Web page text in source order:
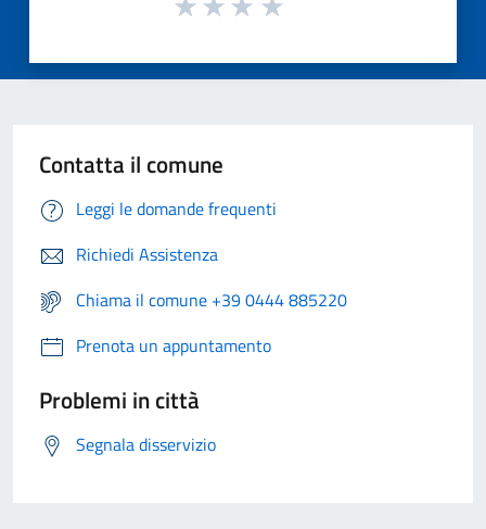
Contatta il comune
Leggi le domande frequenti
Richiedi Assistenza
Chiama il comune +39 0444 885220
Prenota un appuntamento
Problemi in città
Segnala disservizio